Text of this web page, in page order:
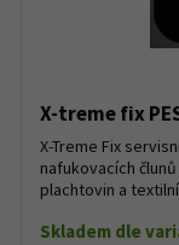
X-treme fix
X-Treme Fix
nafukovacích
plachtovin a
Skladem dle